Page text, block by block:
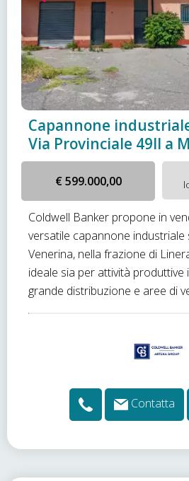
Capannone
Via Provinciale 49II a
€ 599.000,00
Coldwell Banker propone in
versatile capannone industriale
Venerina, nella frazione di
ideale sia per attività produttive
grande distribuzione e aree di
Contatta